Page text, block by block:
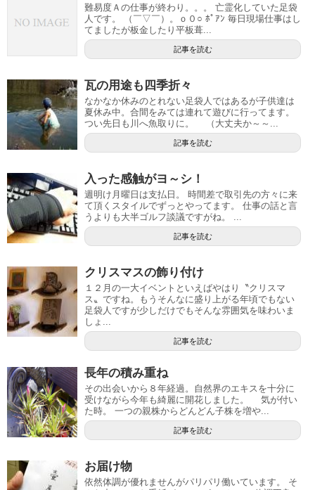
難易度Ａの仕事が終わり。。。 亡霊化していた足袋
人です。 （￣▽￣）。ｏ０○ ﾎﾟｱﾝ 毎日現場仕事はし
てましたが板金したり平板葺...
記事を読む
瓦の用途も四季折々
なかなか休みのとれない足袋人ではあるが子供達は
夏休み中。合間をみては連れて遊びに行ってます。
つい先日も川へ魚取りに。 （大丈夫か～～...
記事を読む
入った感触がヨ～シ！
週明け月曜日は支払日。 時間差で取引先の方々に来
て頂くスタイルでずっとやってます。 仕事の話と言
うよりも大半ゴルフ談議ですがね。 ...
記事を読む
クリスマスの飾り付け
１２月の一大イベントといえばやはり〝クリスマ
ス〟ですね。もうそんなに盛り上がる年頃でもない
足袋人ですが少しだけでもそんな雰囲気を味わいま
しょ...
記事を読む
長年の積み重ね
その出会いから８年経過。自然界のエキスを十分に
受けながら今年も綺麗に開花しました。 気が付い
た時。 一つの親株からどんどん子株を増や...
記事を読む
お届け物
依然体調が優れませんがパリパリ働いています。 そ